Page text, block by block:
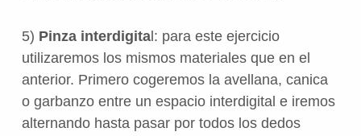
5) Pinza interdigital: para este ejercicio
utilizaremos los mismos materiales que en el
anterior. Primero cogeremos la avellana, canica
o garbanzo entre un espacio interdigital e iremos
alternando hasta pasar por todos los dedos